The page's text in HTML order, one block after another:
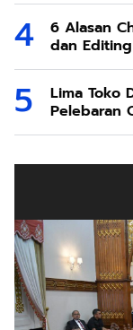
6 Alasan
dan
Lima Toko
Pelebaran